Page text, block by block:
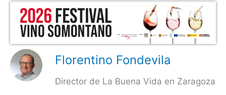
Florentino Fondevila
Director de La Buena Vida en Zaragoza